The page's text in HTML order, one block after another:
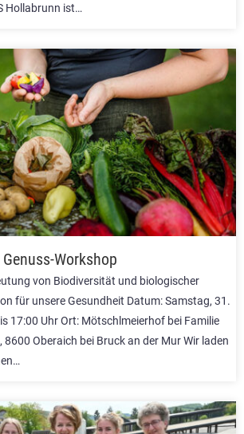
Hollabrunn ist…
Workshop
von Biodiversität und biologischer
für unsere Gesundheit Datum: Samstag, 31.
17:00 Uhr Ort: Mötschlmeierhof bei Familie
8600 Oberaich bei Bruck an der Mur Wir laden